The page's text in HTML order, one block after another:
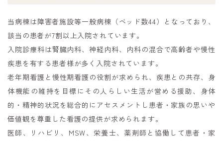
当病棟は障害者施設等一般病棟（ベッド数44）となっており、
該当の患者が7割以上入院されています。
入院診療科は腎臓内科、神経内科、内科の混合で高齢者や慢性
疾患を有する患者様が多く入院されています。
老年期看護と慢性期看護の役割が求められ、疾患との共存、身
体機能の維持を目標にその人らしい生活が営める援助、身体
的・精神的状況を総合的にアセスメントし患者・家族の思いや
価値観を尊重した看護の提供が求められます。
医師、リハビリ、MSW、栄養士、薬剤師と協働して患者・家